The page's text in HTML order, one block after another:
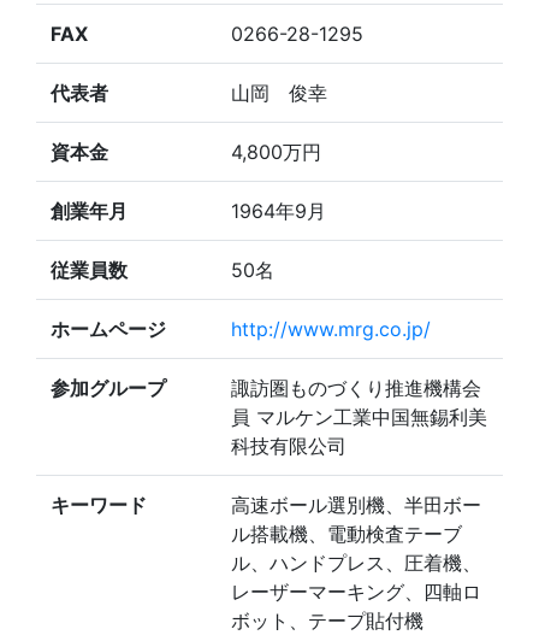
FAX 0266-28-1295
代表者 山岡 俊幸
資本金 4,800万円
創業年月 1964年9月
従業員数 50名
ホームページ http://www.mrg.co.jp/
参加グループ
諏訪圏ものづくり推進機構会
員 マルケン工業中国無錫利美
科技有限公司
キーワード
高速ボール選別機、半田ボー
ル搭載機、電動検査テーブ
ル、ハンドプレス、圧着機、
レーザーマーキング、四軸ロ
ボット、テープ貼付機